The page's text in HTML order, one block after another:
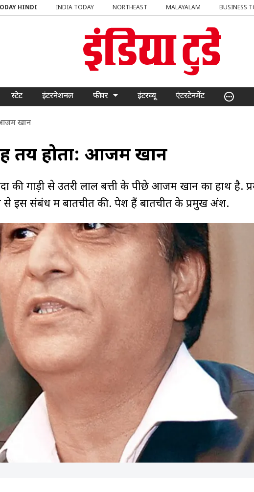
HINDI INDIA TODAY NORTHEAST MALAYALAM BUSINESS
स्टेट इंटरनेशनल फीचर इंटरव्यू एंटरटेनमेंट
आजम खान
तय होता: आजम खान
की गाड़ी से उतरी लाल बत्ती के पीछे आजम खान का हाथ है.
इस संबंध में बातचीत की. पेश हैं बातचीत के प्रमुख अंश.